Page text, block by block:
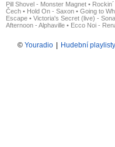
Pill Shovel - Monster Magnet •
Čech • Hold On - Saxon • Going to
Escape • Victoria's Secret (live) -
Afternoon - Alphaville • Ecco Noi -
© Youradio Hudební playlisty